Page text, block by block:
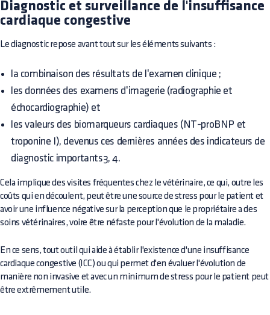
Diagnostic et surveillance de l'insuffisance
cardiaque congestive
Le diagnostic repose avant tout sur les éléments suivants :
la combinaison des résultats de l'examen clinique ;
les données des examens d'imagerie (radiographie et
échocardiographie) et
les valeurs des biomarqueurs cardiaques (NT-proBNP et
troponine I), devenus ces dernières années des indicateurs de
diagnostic importants3, 4.
Cela implique des visites fréquentes chez le vétérinaire, ce qui, outre les
coûts qui en découlent, peut être une source de stress pour le patient et
avoir une influence négative sur la perception que le propriétaire a des
soins vétérinaires, voire être néfaste pour l'évolution de la maladie.
En ce sens, tout outil qui aide à établir l'existence d'une insuffisance
cardiaque congestive (ICC) ou qui permet d'en évaluer l'évolution de
manière non invasive et avec un minimum de stress pour le patient peut
être extrêmement utile.